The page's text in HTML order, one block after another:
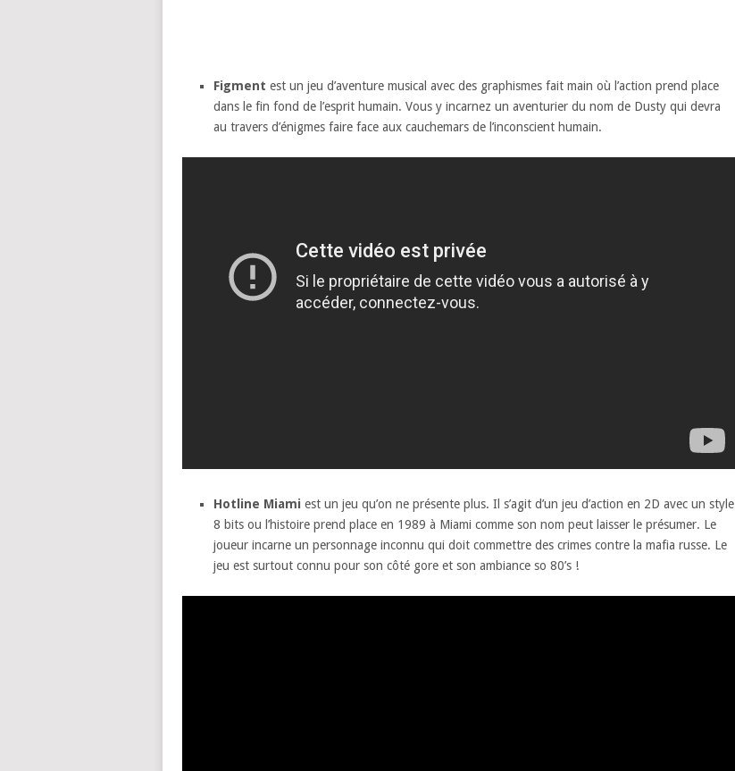
Figment est un jeu d’aventure musical avec des graphismes fait main où l’action prend place
dans le fin fond de l’esprit humain. Vous y incarnez un aventurier du nom de Dusty qui devra
au travers d’énigmes faire face aux cauchemars de l’inconscient humain.
Hotline Miami est un jeu qu’on ne présente plus. Il s’agit d’un jeu d’action en 2D avec un style
8 bits ou l’histoire prend place en 1989 à Miami comme son nom peut laisser le présumer. Le
joueur incarne un personnage inconnu qui doit commettre des crimes contre la mafia russe. Le
jeu est surtout connu pour son côté gore et son ambiance so 80’s !